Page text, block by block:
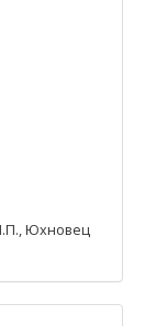
Юхновец